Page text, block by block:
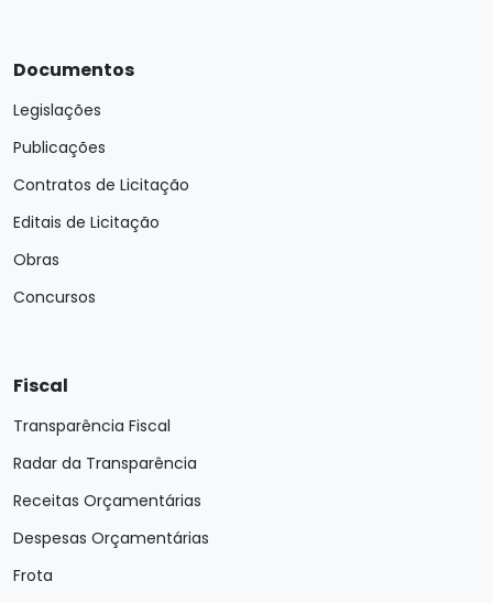
Documentos
Legislações
Publicações
Contratos de Licitação
Editais de Licitação
Obras
Concursos
Fiscal
Transparência Fiscal
Radar da Transparência
Receitas Orçamentárias
Despesas Orçamentárias
Frota